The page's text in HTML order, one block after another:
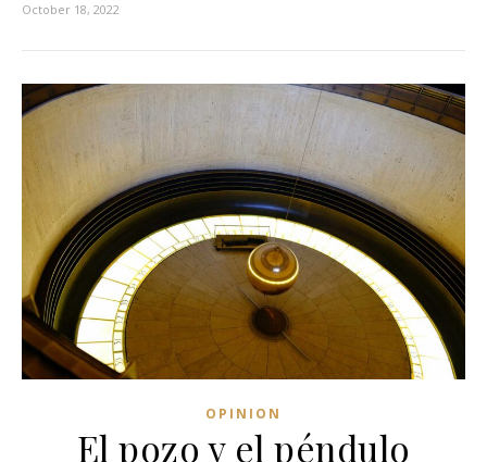
October 18, 2022
OPINION
El pozo y el péndulo